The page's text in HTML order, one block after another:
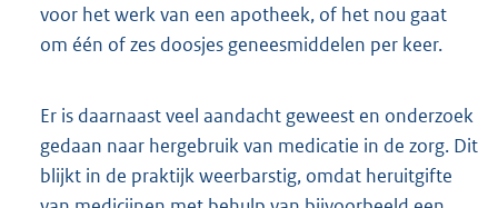
voor het werk van een apotheek, of het nou gaat
om één of zes doosjes geneesmiddelen per keer.
Er is daarnaast veel aandacht geweest en onderzoek
gedaan naar hergebruik van medicatie in de zorg. Dit
blijkt in de praktijk weerbarstig, omdat heruitgifte